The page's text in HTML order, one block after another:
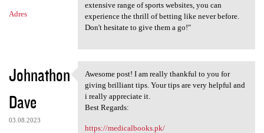
Adres
extensive range of sports websites, you can
experience the thrill of betting like never before.
Don't hesitate to give them a go!"
Johnathon
Dave
03.08.2023
Awesome post! I am really
Awesome post! I am really thankful to you for
giving brilliant tips. Your tips are very helpful and
i really appreciate it.
Best Regards:
https://medicalbooks.pk/